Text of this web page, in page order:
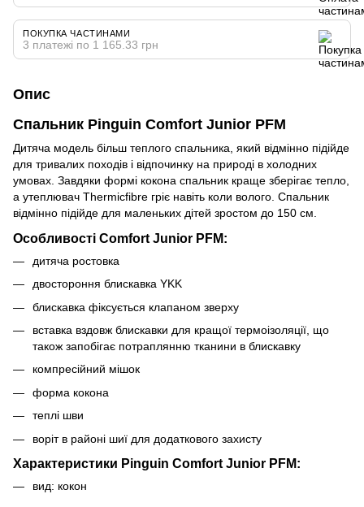
ПОКУПКА ЧАСТИНАМИ
3 платежі по 1 165.33 грн
Опис
Спальник Pinguin Comfort Junior PFM
Дитяча модель більш теплого спальника, який відмінно підійде
для тривалих походів і відпочинку на природі в холодних
умовах. Завдяки формі кокона спальник краще зберігає тепло,
а утеплювач Thermicfibre гріє навіть коли волого. Спальник
відмінно підійде для маленьких дітей зростом до 150 см.
Особливості Comfort Junior PFM:
дитяча ростовка
двостороння блискавка YKK
блискавка фіксується клапаном зверху
вставка вздовж блискавки для кращої термоізоляції, що
також запобігає потраплянню тканини в блискавку
компресійний мішок
форма кокона
теплі шви
воріт в районі шиї для додаткового захисту
Характеристики Pinguin Comfort Junior PFM:
вид: кокон